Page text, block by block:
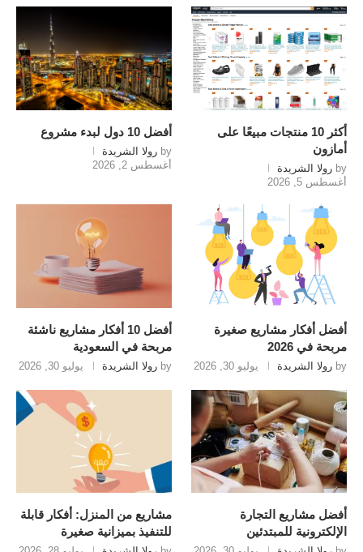
أكثر 10 منتجات مبيعًا على
أمازون
by رولا الشريدة
أغسطس 5, 2026
أفضل 10 دول لبدء مشروع
by رولا الشريدة
أغسطس 2, 2026
أفضل أفكار مشاريع صغيرة
مربحة في 2026
by رولا الشريدة يوليو 30, 2026
أفضل 10 أفكار مشاريع ناشئة
مربحة في السعودية
by رولا الشريدة يوليو 30, 2026
أفضل مشاريع التجارة
الإلكترونية للمبتدئين
مشاريع من المنزل: أفكار قابلة
للتنفيذ بميزانية صغيرة